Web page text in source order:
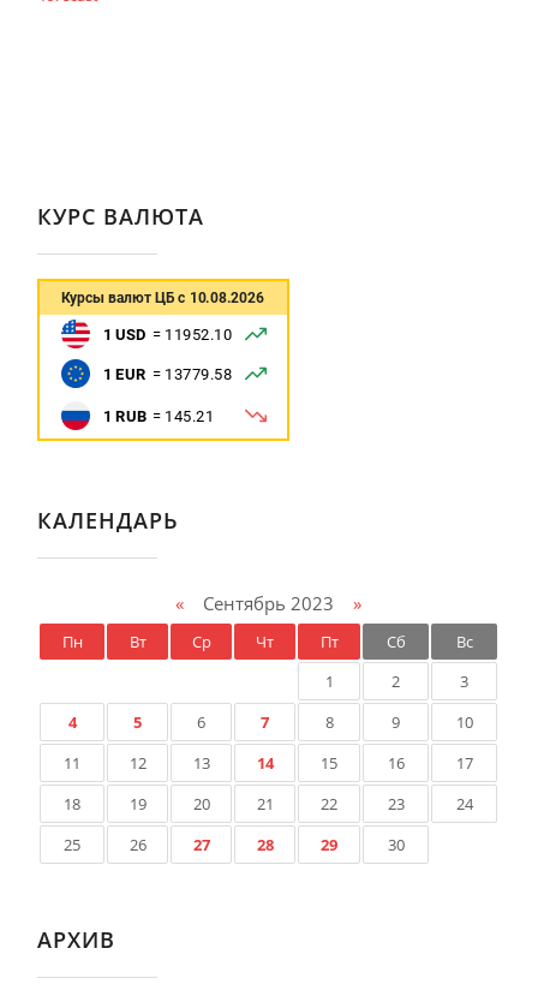
КУРС ВАЛЮТА
КАЛЕНДАРЬ
« Сентябрь 2023»
Пн Вт Ср Чт Пт Сб
Вс
1
2
3
4
5 6 7 8 9
10
11
12 13 14 15 16
17
18
19 20 21 22 23
24
25
26 27 28 29 30
АРХИВ